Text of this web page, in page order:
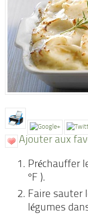
Ajouter aux
Préchauffer
°F ).
Faire sauter
légumes